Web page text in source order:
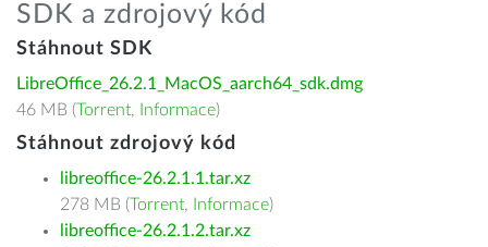
SDK a zdrojový kód
Stáhnout SDK
LibreOffice_26.2.1_MacOS_aarch64_sdk.dmg
46 MB (Torrent, Informace)
Stáhnout zdrojový kód
libreoffice-26.2.1.1.tar.xz
278 MB (Torrent, Informace)
libreoffice-26.2.1.2.tar.xz